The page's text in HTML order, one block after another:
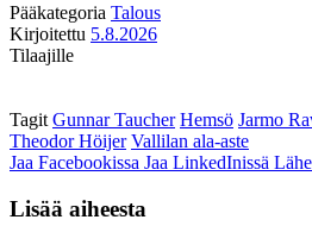
Pääkategoria Talous
Kirjoitettu 5.8.2026
Tilaajille
Tagit Gunnar Taucher Hemsö Jarmo
Theodor Höijer Vallilan ala-aste
Jaa Facebookissa Jaa LinkedInissä
Lisää aiheesta